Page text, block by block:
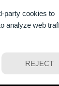
E-
Tel:
party cookies to
analyze web
REJECT